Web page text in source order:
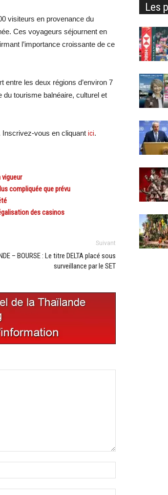
visiteurs en provenance du
Ces voyageurs séjournent en
l’importance croissante de ce
entre les deux régions d’environ 7
tourisme balnéaire, culturel et
Inscrivez-vous en cliquant ici.
vigueur
compliquée que prévu
des casinos
Suivant
– BOURSE : Le titre DELTA placé sous
surveillance par le SET
Les